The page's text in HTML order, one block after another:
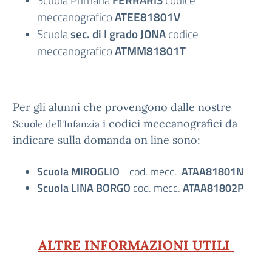
meccanograficoATEE81801V
Scuolasec. di I grado JONAcodice
meccanograficoATMM81801T
Per gli alunni che provengono dalle nostre
Scuole dell'Infanzia i codici meccanografici da
indicare sulla domanda on line sono:
Scuola MIROGLIO cod. mecc. ATAA81801N
Scuola LINA BORGO cod. mecc.ATAA81802P
ALTRE INFORMAZIONI UTILI